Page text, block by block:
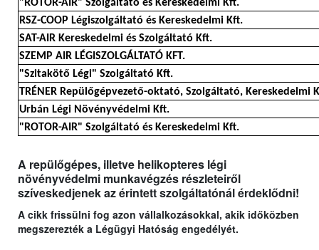
"ROTOR-AIR" Szolgáltató és Kereskedelmi Kft.
RSZ-COOP Légiszolgáltató és Kereskedelmi Kft.
SAT-AIR Kereskedelmi és Szolgáltató Kft.
SZEMP AIR LÉGISZOLGÁLTATÓ KFT.
"Szitakötő Légi" Szolgáltató Kft.
TRÉNER Repülőgépvezető-oktató, Szolgáltató, Kereskedelmi
Urbán Légi Növényvédelmi Kft.
"ROTOR-AIR" Szolgáltató és Kereskedelmi Kft.
A repülőgépes, illetve helikopteres légi
növényvédelmi munkavégzés részleteiről
szíveskedjenek az érintett szolgáltatónál érdeklődni!
A cikk frissülni fog azon vállalkozásokkal, akik időközben
megszerezték a Légügyi Hatóság engedélyét.